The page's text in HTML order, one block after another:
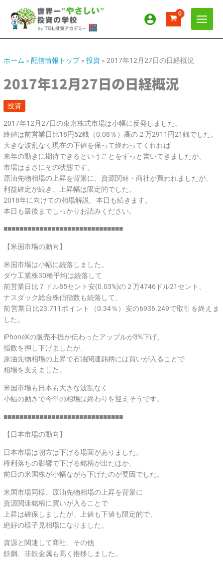
ス
ッホーム »配信情報トップ»投資 »2017年12月27日の日経概況
2017年12月27日の日経概況
投資
2017年12月27日の東京株式市場は小幅に反発しました。
終値は前営業日比18円52銭（0.08％）高の２万2911円21銭でした。
大きな波乱なく現在の下値を保って終わってくれれば
来年の動きに期待できるということをずっと書いてきましたが、
市場はまさにその状態です。
原油先物相場の上昇を背景に、資源関連・商社が買われましたが、
利益確定が続き、上昇幅は限定的でした。
2018年に向けての相場解説、本日も続きます。
本日も最後までしっかりお読みください。
■■■■■■■■■■■■■■■■■■■■■■■■■■■■■■
【米国市場の動向】
米国市場は小幅に続落しました。
ダウ工業株30種平均は続落して
前営業日比７ドル85セント安(0.03%)の２万4746ドル21セント、
ナスダック総合株価指数も続落して、
前営業日比23.711ポイント（0.34％）安の6936.249で取引を終えま
した。
iPhoneXの販売不振が伝わったアップルが3%下げ、
指数を押し下げましたが、
原油先物相場の上昇で石油関連銘柄には買いが入ることで
相場を支えました。
米国市場も日本も大きな波乱なく
小幅の動きで今年の相場は終わりを迎えそうです。
■■■■■■■■■■■■■■■■■■■■■■■■■■■■■■
【日本市場の動向】
日本市場は朝方は下げる場面がありました。
権利落ちの影響で下げる銘柄が出たほか、
前日の米国株が小幅ながら下げたのが要因でした。
米国市場同様、原油先物相場の上昇を背景に
資源関連銘柄に買いが入ることで
上昇は確保しましたが、上値も下値も限定的で、
絶好の様子見相場になりました。
資源と関連して商社、その他
鉄鋼、非鉄金属も高く推移しました。
ー
ブ
テ
ー